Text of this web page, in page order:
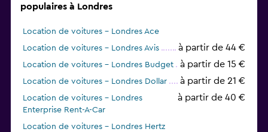
populaires à Londres
Location de voitures - Londres Ace
Location de voitures - Londres Avis
à partir de 44 €
Location de voitures - Londres Budget à partir de 15 €
Location de voitures - Londres Dollar à partir de 21 €
Location de voitures - Londres
Enterprise Rent-A-Car
à partir de 40 €
Location de voitures - Londres Hertz